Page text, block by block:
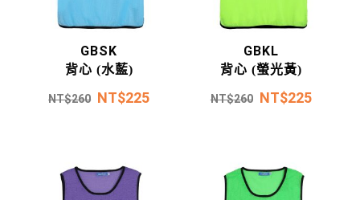
GBSK
背心 (水藍)
NT$260 NT$225
GBKL
背心 (螢光黃)
NT$260 NT$225